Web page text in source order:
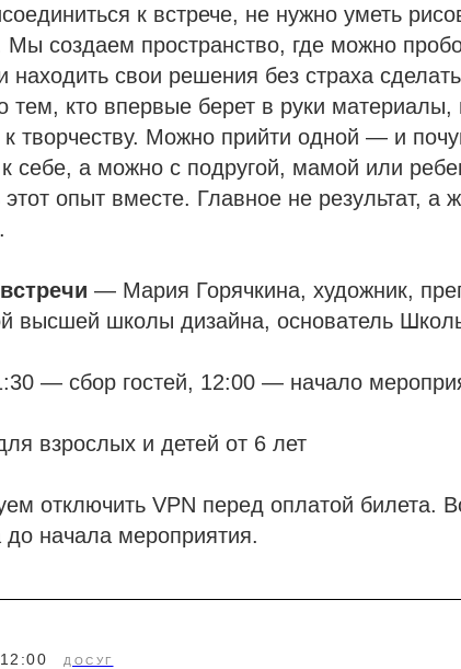
к встрече, не нужно уметь
Мы создаем пространство, где можно
находить свои решения без страха
тем, кто впервые берет в руки материалы,
к творчеству. Можно прийти одной — и
себе, а можно с подругой, мамой или
этот опыт вместе. Главное не результат, а
— Мария Горячкина, художник,
высшей школы дизайна, основатель
— сбор гостей, 12:00 — начало
взрослых и детей от 6 лет
отключить VPN перед оплатой билета.
до начала мероприятия.
ДОСУГ